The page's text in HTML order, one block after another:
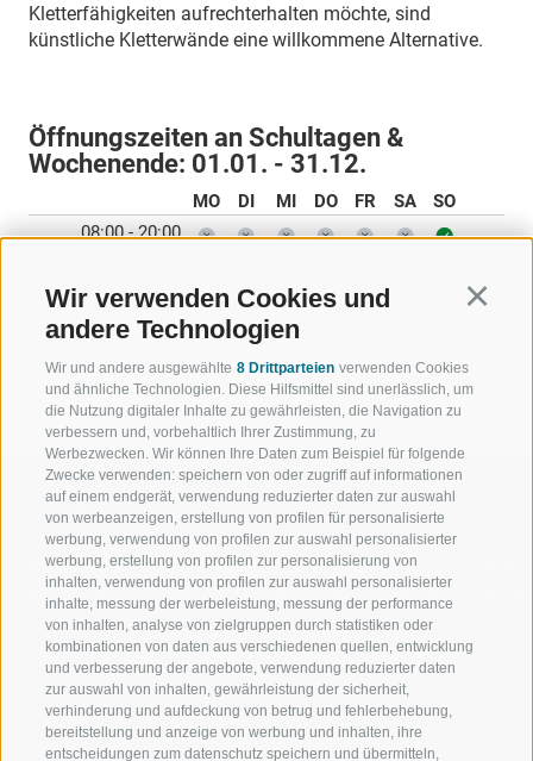
Wir verwenden Cookies und
andere Technologien
Wir und andere ausgewählte 8 Drittparteien verwenden Cookies
und ähnliche Technologien. Diese Hilfsmittel sind unerlässlich, um
die Nutzung digitaler Inhalte zu gewährleisten, die Navigation zu
verbessern und, vorbehaltlich Ihrer Zustimmung, zu
Werbezwecken. Wir können Ihre Daten zum Beispiel für folgende
Zwecke verwenden: speichern von oder zugriff auf informationen
auf einem endgerät, verwendung reduzierter daten zur auswahl
von werbeanzeigen, erstellung von profilen für personalisierte
werbung, verwendung von profilen zur auswahl personalisierter
werbung, erstellung von profilen zur personalisierung von
inhalten, verwendung von profilen zur auswahl personalisierter
inhalte, messung der werbeleistung, messung der performance
von inhalten, analyse von zielgruppen durch statistiken oder
kombinationen von daten aus verschiedenen quellen, entwicklung
und verbesserung der angebote, verwendung reduzierter daten
zur auswahl von inhalten, gewährleistung der sicherheit,
verhinderung und aufdeckung von betrug und fehlerbehebung,
bereitstellung und anzeige von werbung und inhalten, ihre
entscheidungen zum datenschutz speichern und übermitteln,
Kletterfähigkeiten aufrechterhalten möchte, sind
künstliche Kletterwände eine willkommene Alternative.
Öffnungszeiten an Schultagen &
Wochenende: 01.01. - 31.12.
MO DI MI DO FR SA
SO
08:00 - 20:00
13:00 - 22:00
ZURÜCK
WILLKOMMEN IN DER
FERIENREGION RATSCHINGS
JAUFENTAL
RATSCHINGS
SPORT UND
MENGE
SKIFAHREN
WANDERN